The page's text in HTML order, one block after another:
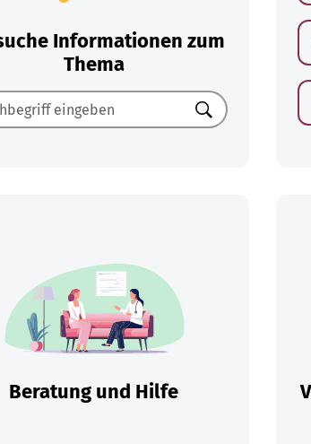
Informationen zum
Thema
Suchen
Beratung und Hilfe